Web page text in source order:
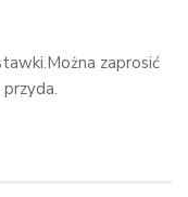
zaprosić